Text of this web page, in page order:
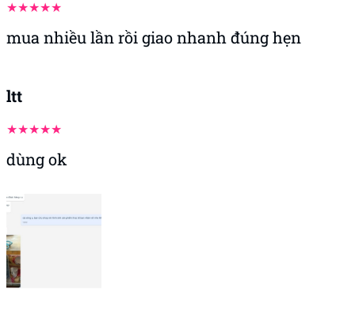
mua nhiều lần rồi giao nhanh đúng hẹn
ltt
dùng ok